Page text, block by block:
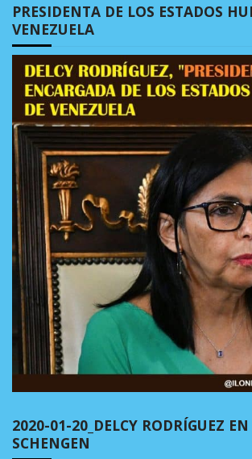
PRESIDENTA DE LOS ESTADOS
VENEZUELA
2020-01-20_DELCY RODRÍGUEZ EN
SCHENGEN